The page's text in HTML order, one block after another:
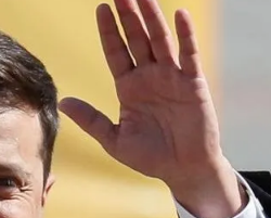
Моделей ИИ